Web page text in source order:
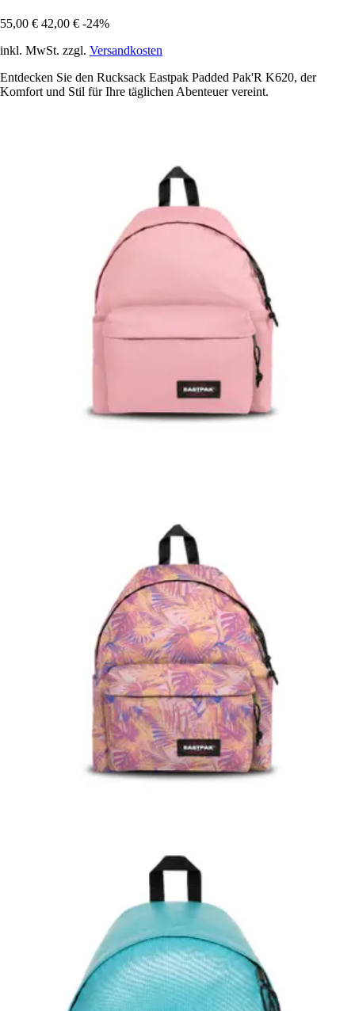
55,00 € 42,00 € -24%
inkl. MwSt. zzgl. Versandkosten
Entdecken Sie den Rucksack Eastpak Padded Pak'R K620, der
Komfort und Stil für Ihre täglichen Abenteuer vereint.